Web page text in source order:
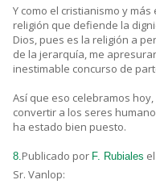
Y como el cristianismo y
religión que defiende la
Dios, pues es la religión a
de la jerarquía, me
inestimable concurso de
Así que eso celebramos
convertir a los seres
ha estado bien puesto.
8.Publicado por F. Rubiales
Sr. Vanlop: